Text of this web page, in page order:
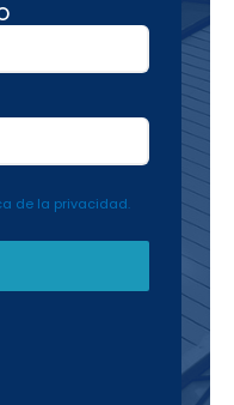
de la privacidad.